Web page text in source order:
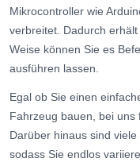
Mikrocontroller wie
verbreitet. Dadurch erhält
Weise können Sie es
ausführen lassen.
Egal ob Sie einen
Fahrzeug bauen, bei uns
Darüber hinaus sind
sodass Sie endlos